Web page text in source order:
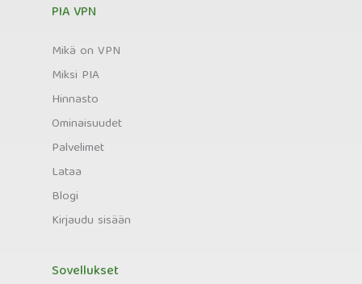
PIA VPN
Mikä on VPN
Miksi PIA
Hinnasto
Ominaisuudet
Palvelimet
Lataa
Blogi
Kirjaudu sisään
Sovellukset